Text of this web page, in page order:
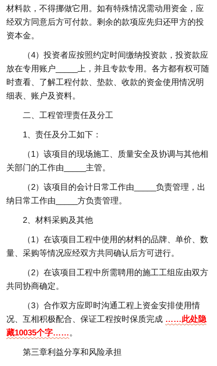
材料款，不得挪做它用。如有特殊情况需动用资金，应
经双方同意后方可付款。剩余的款项应先归还甲方的投
资本金。
（4）投资者应按照约定时间缴纳投资款，投资款应
放在专用账户_____上，并且专款专用。各方都有权可随
时查看、了解工程付款、垫款、收款的资金使用情况明
细表、账户及资料。
二、工程管理责任及分工
1、责任及分工如下：
（1）该项目的现场施工、质量安全及协调与其他相
关部门的工作由_____主管。
（2）该项目的会计日常工作由_____负责管理，出
纳日常工作由_____方负责管理。
2、材料采购及其他
（1）在该项目工程中使用的材料的品牌、单价、数
量、采购等情况应经双方共同确认后方可进行。
（2）在该项目工程中所需聘用的施工工组应由双方
共同协商确定。
（3）合作双方应即时沟通工程上资金安排使用情
况、互相积极配合、保证工程按时保质完成 ……此处隐
藏10035个字…… 。
第三章利益分享和风险承担